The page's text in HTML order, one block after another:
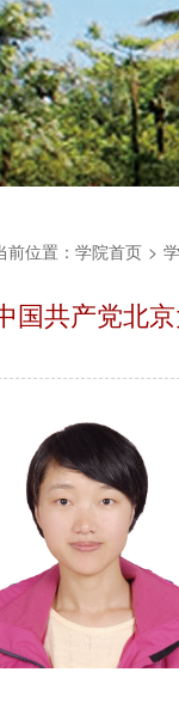
前位置： 学院首页 >
国共产党北